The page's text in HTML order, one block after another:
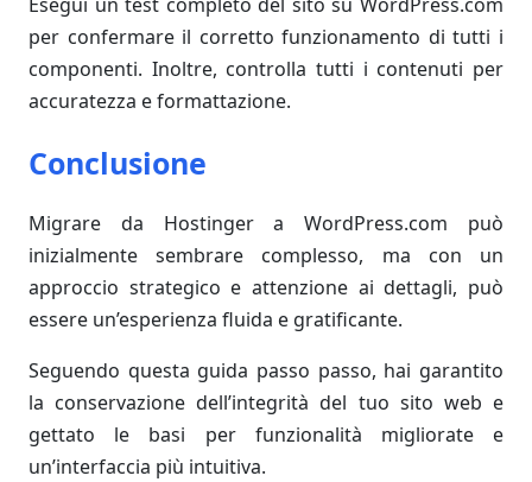
per confermare il corretto funzionamento di tutti i
componenti. Inoltre, controlla tutti i contenuti per
accuratezza e formattazione.
Conclusione
Migrare da Hostinger a WordPress.com può
inizialmente sembrare complesso, ma con un
approccio strategico e attenzione ai dettagli, può
essere un’esperienza fluida e gratificante.
Seguendo questa guida passo passo, hai garantito
la conservazione dell’integrità del tuo sito web e
gettato le basi per funzionalità migliorate e
un’interfaccia più intuitiva.